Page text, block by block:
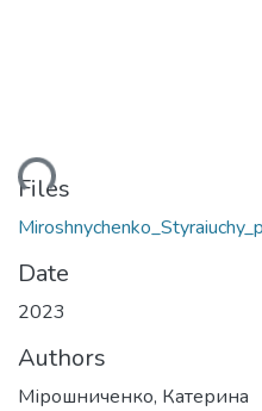
Files
Date
2023
Authors
Мірошниченко, Катерина